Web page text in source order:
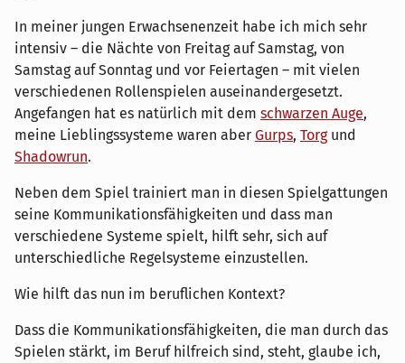
In meiner jungen Erwachsenenzeit habe ich mich sehr
intensiv – die Nächte von Freitag auf Samstag, von
Samstag auf Sonntag und vor Feiertagen – mit vielen
verschiedenen Rollenspielen auseinandergesetzt.
Angefangen hat es natürlich mit dem schwarzen Auge,
meine Lieblingssysteme waren aber Gurps, Torgund
Shadowrun.
Neben dem Spiel trainiert man in diesen Spielgattungen
seine Kommunikationsfähigkeiten und dass man
verschiedene Systeme spielt, hilft sehr, sich auf
unterschiedliche Regelsysteme einzustellen.
Wie hilft das nun im beruflichen Kontext?
Dass die Kommunikationsfähigkeiten, die man durch das
Spielen stärkt, im Beruf hilfreich sind, steht, glaube ich,